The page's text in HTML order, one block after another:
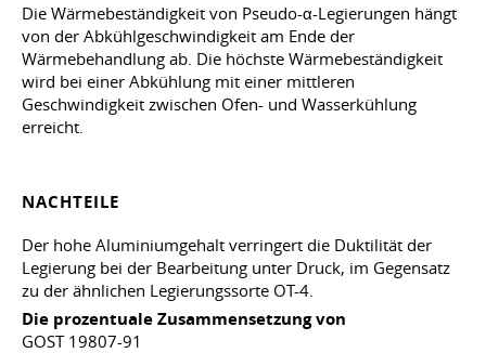
Die Wärmebeständigkeit von Pseudo-α-Legierungen hängt
von der Abkühlgeschwindigkeit am Ende der
Wärmebehandlung ab. Die höchste Wärmebeständigkeit
wird bei einer Abkühlung mit einer mittleren
Geschwindigkeit zwischen Ofen- und Wasserkühlung
erreicht.
NACHTEILE
Der hohe Aluminiumgehalt verringert die Duktilität der
Legierung bei der Bearbeitung unter Druck, im Gegensatz
zu der ähnlichen Legierungssorte OT-4.
Die prozentuale Zusammensetzung von
GOST 19807-91